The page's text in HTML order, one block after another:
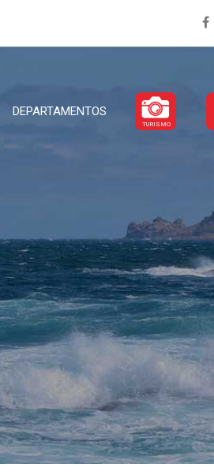
DEPARTAMENTOS
TURISMO